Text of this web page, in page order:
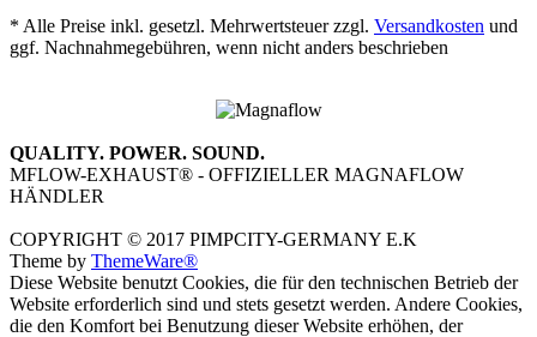
* Alle Preise inkl. gesetzl. Mehrwertsteuer zzgl. Versandkosten und
ggf. Nachnahmegebühren, wenn nicht anders beschrieben
QUALITY. POWER. SOUND.
MFLOW-EXHAUST® - OFFIZIELLER MAGNAFLOW
HÄNDLER
COPYRIGHT © 2017 PIMPCITY-GERMANY E.K
Theme by ThemeWare®
Diese Website benutzt Cookies, die für den technischen Betrieb der
Website erforderlich sind und stets gesetzt werden. Andere Cookies,
die den Komfort bei Benutzung dieser Website erhöhen, der